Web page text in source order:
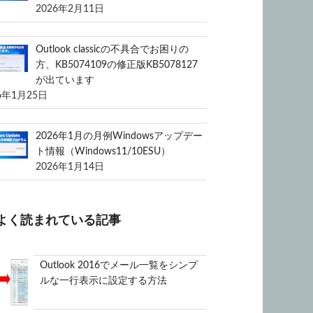
2026年2月11日
Outlook classicの不具合でお困りの
方、KB5074109の修正版KB5078127
が出ています
1月25日
2026年1月の月例Windowsアップデー
ト情報（Windows11/10ESU）
2026年1月14日
く読まれている記事
Outlook 2016でメール一覧をシンプ
ルな一行表示に設定する方法